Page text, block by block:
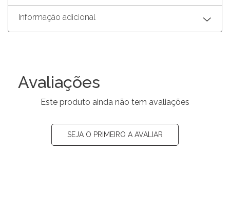
Informação adicional
Avaliações
Este produto ainda não tem avaliações
SEJA O PRIMEIRO A AVALIAR